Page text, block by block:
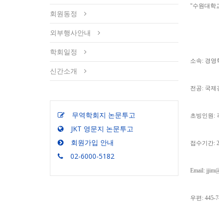
회원동정
외부행사안내
학회일정
신간소개
무역학회지 논문투고
JKT 영문지 논문투고
회원가입 안내
02-6000-5182
"수원대학
소속: 경영
전공: 국제
초빙인원:
접수기간:
Email:
우편: 445-